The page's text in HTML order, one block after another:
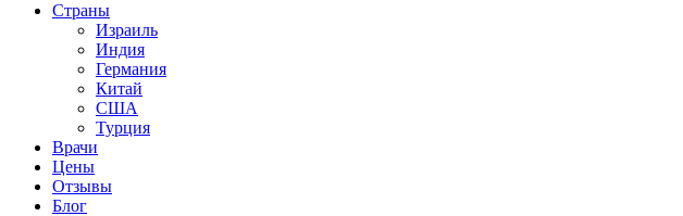
Страны
Израиль
Индия
Германия
Китай
США
Турция
Врачи
Цены
Отзывы
Блог